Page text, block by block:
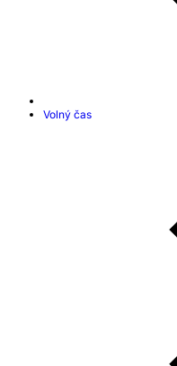
Volný čas